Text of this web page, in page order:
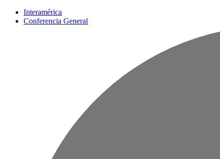
Interamérica
Conferencia General